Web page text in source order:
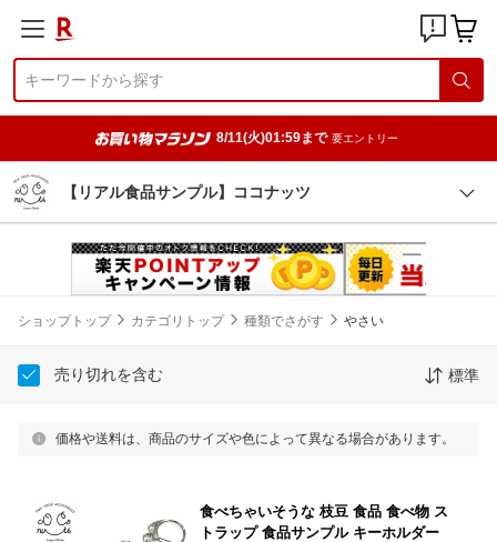
8/11(火)01:59まで 要エントリー
【リアル食品サンプル】ココナッツ
ショップトップ カテゴリトップ 種類でさがす やさい
売り切れを含む 標準
価格や送料は、商品のサイズや色によって異なる場合があります。
食べちゃいそうな 枝豆 食品 食べ物 ス
トラップ 食品サンプル キーホルダー